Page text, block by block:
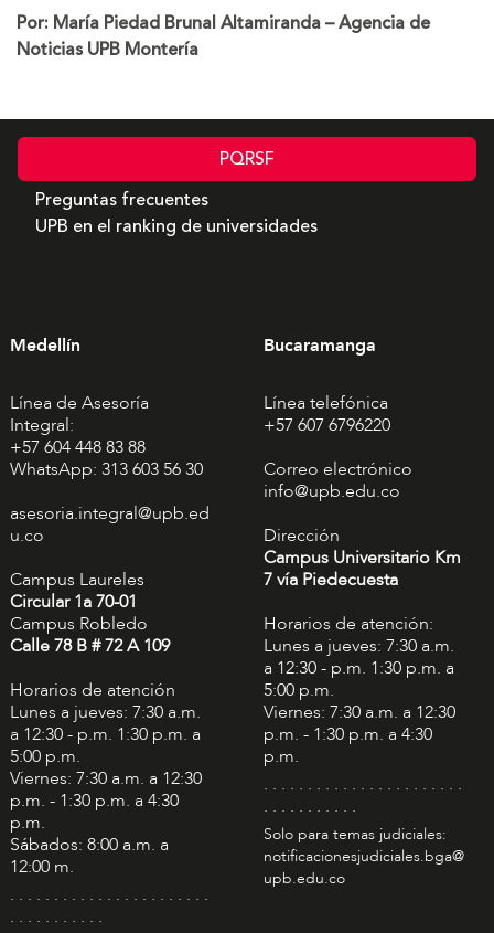
Por: María Piedad Brunal Altamiranda – Agencia de
Noticias UPB Montería
PQRSF
Preguntas frecuentes
UPB en el ranking de universidades
Medellín
Línea de Asesoría
Integral:
+57 604 448 83 88
WhatsApp: 313 603 56 30
asesoria.integral@upb.ed
u.co
Campus Laureles
Circular 1a 70-01
Campus Robledo
Calle 78 B # 72 A 109
Horarios de atención
Lunes a jueves: 7:30 a.m.
a 12:30 - p.m. 1:30 p.m. a
5:00 p.m.
Viernes: 7:30 a.m. a 12:30
p.m. - 1:30 p.m. a 4:30
p.m.
Sábados: 8:00 a.m. a
12:00 m.
. . . . . . . . . . . . . . . . . . . . . . .
. . . . . . . . . . .
Bucaramanga
Línea telefónica
+57 607 6796220
Correo electrónico
info@upb.edu.co
Dirección
Campus Universitario Km
7 vía Piedecuesta
Horarios de atención:
Lunes a jueves: 7:30 a.m.
a 12:30 - p.m. 1:30 p.m. a
5:00 p.m.
Viernes: 7:30 a.m. a 12:30
p.m. - 1:30 p.m. a 4:30
p.m.
. . . . . . . . . . . . . . . . . . . . . . .
. . . . . . . . . . .
Solo para temas judiciales:
notificacionesjudiciales.bga@
upb.edu.co